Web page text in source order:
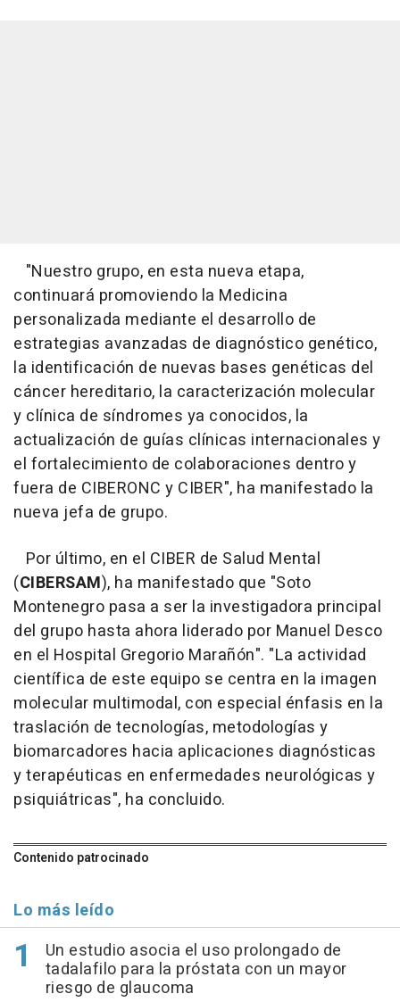
"Nuestro grupo, en esta nueva etapa,
continuará promoviendo la Medicina
personalizada mediante el desarrollo de
estrategias avanzadas de diagnóstico genético,
la identificación de nuevas bases genéticas del
cáncer hereditario, la caracterización molecular
y clínica de síndromes ya conocidos, la
actualización de guías clínicas internacionales y
el fortalecimiento de colaboraciones dentro y
fuera de CIBERONC y CIBER", ha manifestado la
nueva jefa de grupo.
Por último, en el CIBER de Salud Mental
(CIBERSAM), ha manifestado que "Soto
Montenegro pasa a ser la investigadora principal
del grupo hasta ahora liderado por Manuel Desco
en el Hospital Gregorio Marañón". "La actividad
científica de este equipo se centra en la imagen
molecular multimodal, con especial énfasis en la
traslación de tecnologías, metodologías y
biomarcadores hacia aplicaciones diagnósticas
y terapéuticas en enfermedades neurológicas y
psiquiátricas", ha concluido.
Contenido patrocinado
Lo más leído
Un estudio asocia el uso prolongado de
tadalafilo para la próstata con un mayor
riesgo de glaucoma